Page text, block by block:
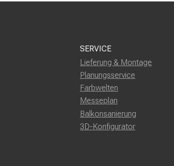
SERVICE
Lieferung & Montage
Planungsservice
Farbwelten
Messeplan
Balkonsanierung
3D-Konfigurator